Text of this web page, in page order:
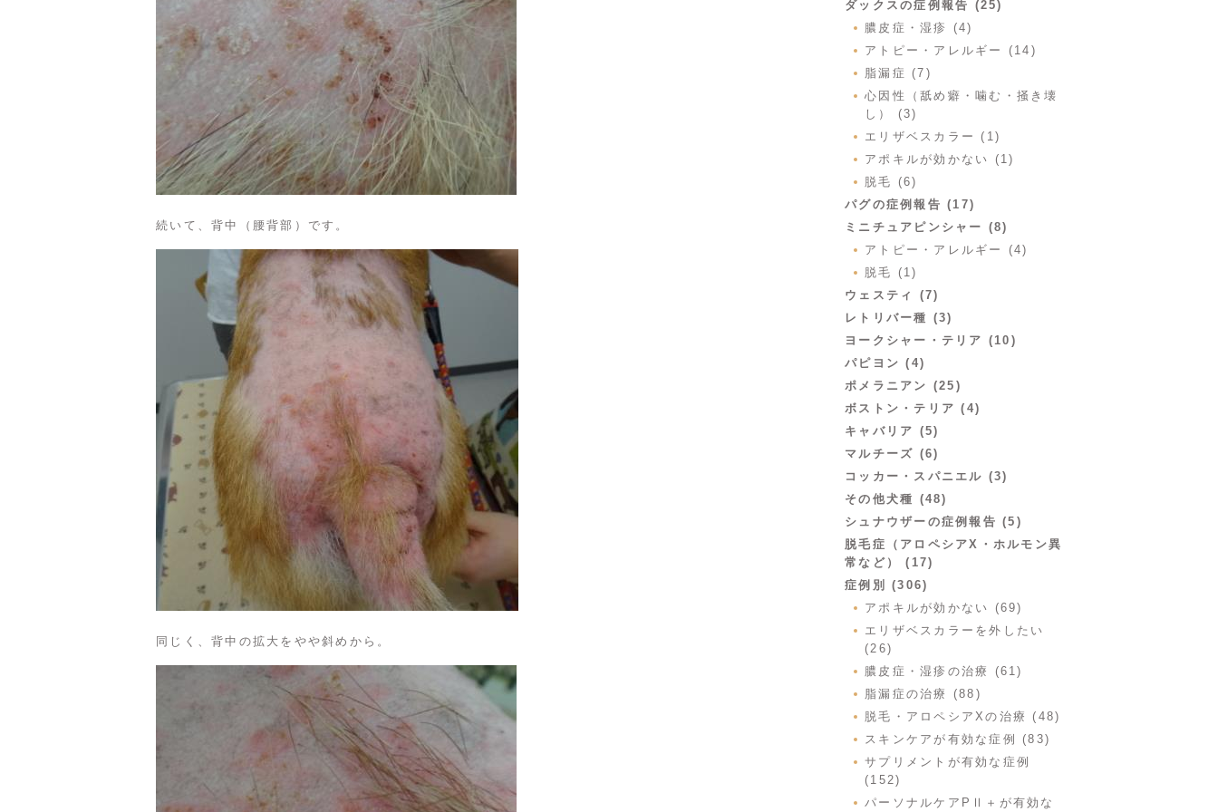
続いて、背中（腰背部）です。
同じく、背中の拡大をやや斜めから。
ダックスの症例報告 (25)
膿皮症・湿疹 (4)
アトピー・アレルギー (14)
脂漏症 (7)
心因性（舐め癖・噛む・掻き壊
し） (3)
エリザベスカラー (1)
アポキルが効かない (1)
脱毛 (6)
パグの症例報告 (17)
ミニチュアピンシャー (8)
アトピー・アレルギー (4)
脱毛 (1)
ウェスティ (7)
レトリバー種 (3)
ヨークシャー・テリア (10)
パピヨン (4)
ポメラニアン (25)
ボストン・テリア (4)
キャバリア (5)
マルチーズ (6)
コッカー・スパニエル (3)
その他犬種 (48)
シュナウザーの症例報告 (5)
脱毛症（アロペシアX・ホルモン異
常など） (17)
症例別 (306)
アポキルが効かない (69)
エリザベスカラーを外したい
(26)
膿皮症・湿疹の治療 (61)
脂漏症の治療 (88)
脱毛・アロペシアXの治療 (48)
スキンケアが有効な症例 (83)
サプリメントが有効な症例
(152)
パーソナルケアPⅡ＋が有効な